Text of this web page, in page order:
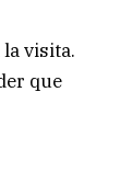
visita.
que